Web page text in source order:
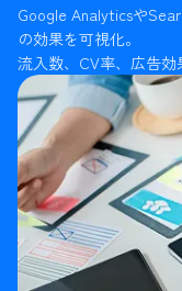
Google Analyticsや
の効果を可視化。
流入数、CV率、広告効